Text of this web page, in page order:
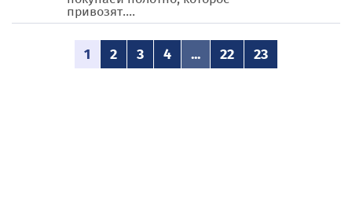
привозят....
1 2 3 4 ... 22 23